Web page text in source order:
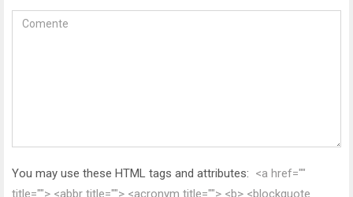
You may use these HTML tags and attributes: <a href=""
title=""> <abbr title=""> <acronym title=""> <b> <blockquote